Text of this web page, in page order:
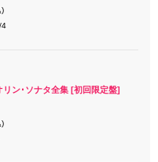
)
4
リン･ソナタ全集 [初回限定盤]
)